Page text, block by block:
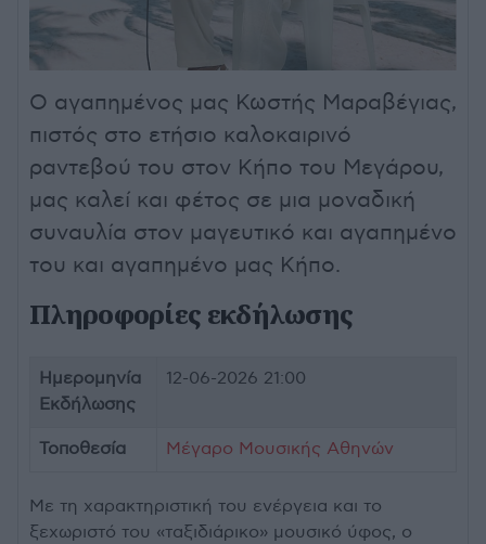
Ο αγαπημένος μας Κωστής Μαραβέγιας,
πιστός στο ετήσιο καλοκαιρινό
ραντεβού του στον Κήπο του Μεγάρου,
μας καλεί και φέτος σε μια μοναδική
συναυλία στον μαγευτικό και αγαπημένο
του και αγαπημένο μας Κήπο.
Πληροφορίες εκδήλωσης
Ημερομηνία
Εκδήλωσης
12-06-2026 21:00
Τοποθεσία Μέγαρο Μουσικής Αθηνών
Με τη χαρακτηριστική του ενέργεια και το
ξεχωριστό του «ταξιδιάρικο» μουσικό ύφος, ο